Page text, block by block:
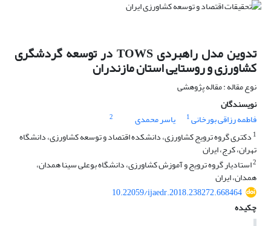
تدوین مدل راهبردی TOWS در توسعه گردشگری
کشاورزی و روستایی استان مازندران
نوع مقاله : مقاله پژوهشی
نویسندگان
فاطمه رزاقی بورخانی1 یاسر محمدی
2
1 دکتری گروه ترویج کشاورزی، دانشکده اقتصاد و توسعه کشاورزی، دانشگاه
تهران، کرج، ایران
2استادیار گروه ترویج و آموزش کشاورزی، دانشگاه بوعلی سینا همدان،
همدان، ایران
10.22059/ijaedr.2018.238272.668464
چکیده